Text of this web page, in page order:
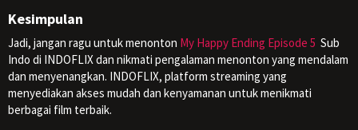
Kesimpulan
Jadi, jangan ragu untuk menonton My Happy Ending Episode 5 Sub
Indo di INDOFLIX dan nikmati pengalaman menonton yang mendalam
dan menyenangkan. INDOFLIX, platform streaming yang
menyediakan akses mudah dan kenyamanan untuk menikmati
berbagai film terbaik.